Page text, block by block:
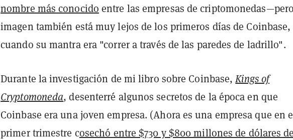
nombre más conocido entre las empresas de
imagen también está muy lejos de los primeros días de Coinbase,
cuando su mantra era "correr a través de las paredes de ladrillo".
Durante la investigación de mi libro sobre Coinbase,Kings of
Cryptomoneda, desenterré algunos secretos de la época en que
Coinbase era una joven empresa. (Ahora es una empresa que en
primer trimestre cosechó entre $730 y $800 millones de dólares de